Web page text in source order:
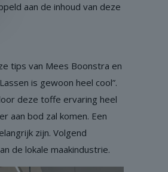
aan de inhoud van deze
tips van Mees Boonstra en
is gewoon heel cool”.
deze toffe ervaring heel
aan bod zal komen. Een
zijn. Volgend
de lokale maakindustrie.